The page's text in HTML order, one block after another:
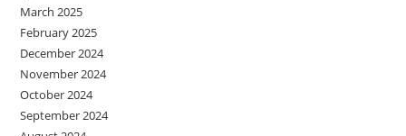
March 2025
February 2025
December 2024
November 2024
October 2024
September 2024